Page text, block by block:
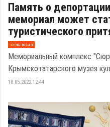
Память о
мемориал может
туристического
эксклюзив
Мемориальный комплекс
Крымскотатарского музея
18.05.2022 12:44